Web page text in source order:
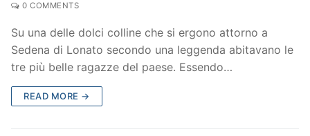
0 COMMENTS
Su una delle dolci colline che si ergono attorno a
Sedena di Lonato secondo una leggenda abitavano le
tre più belle ragazze del paese. Essendo…
READ MORE →